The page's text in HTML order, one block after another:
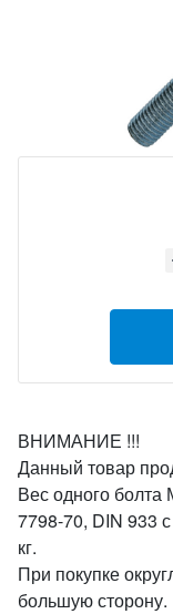
ВНИМАНИЕ !!!
Данный товар
Вес одного
7798-70, DIN 933
кг.
При покупке
большую сторону.